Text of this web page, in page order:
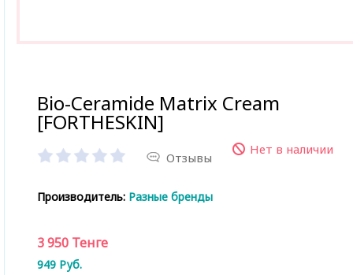
Bio-Ceramide Matrix Cream
[FORTHESKIN]
Отзывы
Нет в наличии
Производитель: Разные бренды
3 950 Тенге
949 Руб.